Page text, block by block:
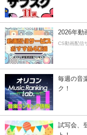
2026年動
CS動画配信
毎週の音
ク！
試写会、